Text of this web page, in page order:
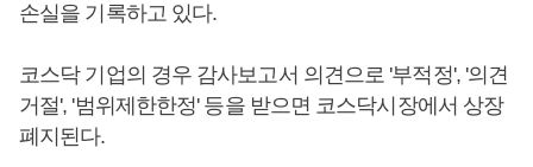
손실을 기록하고 있다.
코스닥 기업의 경우 감사보고서 의견으로 '부적정', '의견
거절', '범위제한한정' 등을 받으면 코스닥시장에서 상장
폐지된다.